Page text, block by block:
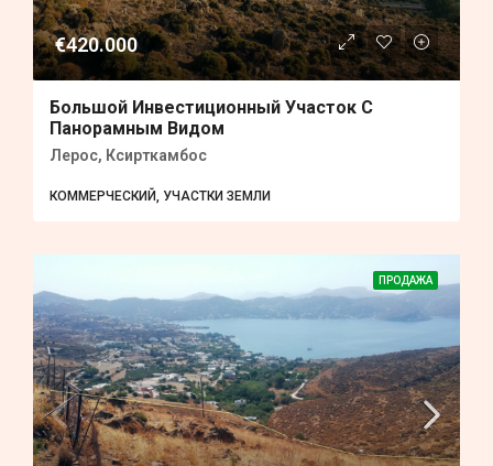
€420.000
Большой Инвестиционный Участок С
Панорамным Видом
Лерос, Ксирткамбос
КОММЕРЧЕСКИЙ, УЧАСТКИ ЗЕМЛИ
ПРОДАЖА